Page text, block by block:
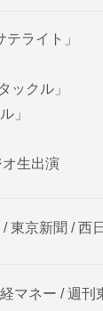
テライト」
ックル」
」
オ生出演
東京新聞 / 西
マネー / 週